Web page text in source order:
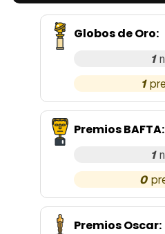
Globos de Oro:
1
1
Premios BAFTA:
1
0
Premios Oscar: